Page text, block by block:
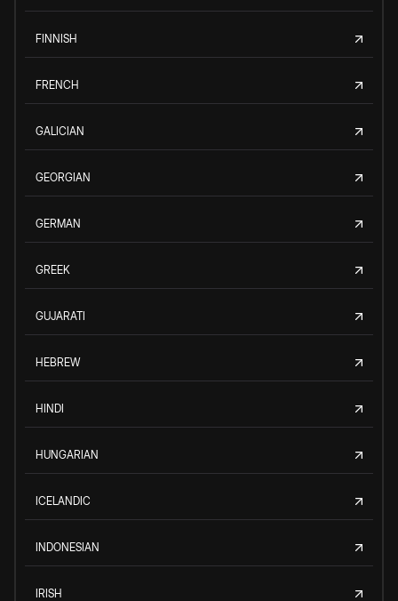
FINNISH
FRENCH
GALICIAN
GEORGIAN
GERMAN
GREEK
GUJARATI
HEBREW
HINDI
HUNGARIAN
ICELANDIC
INDONESIAN
IRISH